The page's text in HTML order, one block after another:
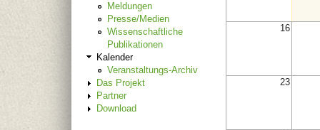
16
23
Meldungen
Presse/Medien
Wissenschaftliche
Publikationen
Kalender
Veranstaltungs-Archiv
Das Projekt
Partner
Download